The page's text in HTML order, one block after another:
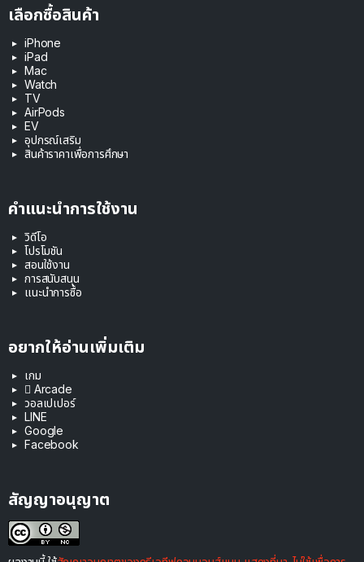
เลือกซื้อสินค้า
iPhone
iPad
Mac
Watch
TV
AirPods
EV
อุปกรณ์เสริม
สินค้าราคาเพื่อการศึกษา
คำแนะนำการใช้งาน
วิดีโอ
โปรโมชัน
สอนใช้งาน
การสนับสนุน
แนะนำการซื้อ
อยากให้อ่านเพิ่มเติม
เกม
 Arcade
วอลเปเปอร์
LINE
Google
Facebook
สัญญาอนุญาต